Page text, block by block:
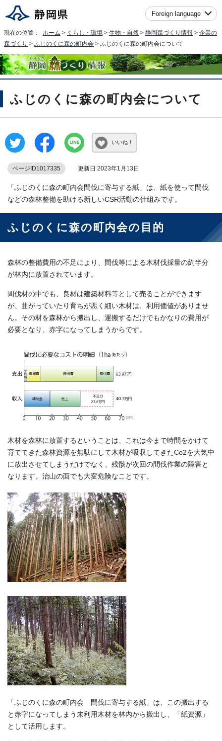
Foreign language
現在の位置： ホーム > くらし・環境 > 生物・自然 > 静岡森づくり情報 > 企業の
森づくり > ふじのくに森の町内会 > ふじのくに森の町内会について
ふじのくに森の町内会について
いいね！
ページID1017335 更新日 2023年1月13日
「ふじのくに森の町内会間伐に寄与する紙」は、紙を使って間伐
などの森林整備を助ける新しいCSR活動の仕組みです。
ふじのくに森の町内会の目的
森林の整備費用の不足により、間伐等による木材伐採量の約半分
が林内に放置されています。
間伐材の中でも、良材は建築材料等として売ることができます
が、曲がっていたり育ちが悪く細い木材は、利用価値がありませ
ん。その材を森林から搬出し、運搬するだけでもかなりの費用が
必要となり、赤字になってしまうからです。
木材を森林に放置するということは、これは今まで時間をかけて
育ててきた森林資源を無駄にして木材が吸収してきたCo2を大気中
に放出させてしまうだけでなく、残骸が次回の間伐作業の障害と
なります。治山の面でも大変危険なことです。
「ふじのくに森の町内会 間伐に寄与する紙」は、この搬出する
と赤字になってしまう未利用木材を林内から搬出し、「紙資源」
として活用します。